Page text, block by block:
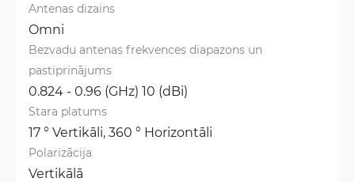
Antenas dizains
Omni
Bezvadu antenas frekvences diapazons un
pastiprinājums
0.824 - 0.96 (GHz) 10 (dBi)
Stara platums
17 ° Vertikāli, 360 ° Horizontāli
Polarizācija
Vertikālā